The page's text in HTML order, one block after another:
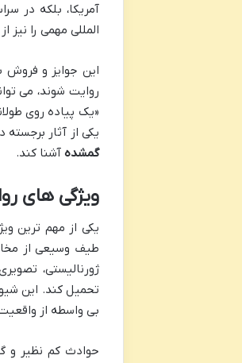
آمریکا، بلکه در
المللی مهمی را نیز
این جوایز و فروش
روایت شوند، می
«یک پیاده روی
یکی از آثار
گمشده آشنا کند.
ویژگی های
یکی از مهم ترین
طیف وسیعی از
ژورنالیستی،
تحمیل کند. این
بی واسطه از
حوادث کم نظیر و